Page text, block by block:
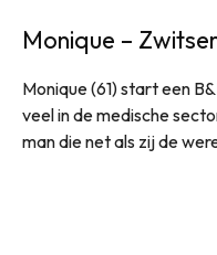
Monique –
Monique (61) start een
veel in de medische
man die net als zij de